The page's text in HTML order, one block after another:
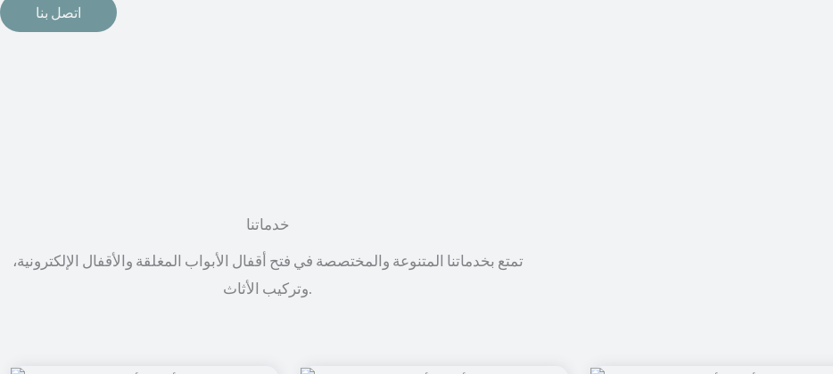
اتصل بنا
خدماتنا
تمتع بخدماتنا المتنوعة والمختصصة في فتح أقفال الأبواب المغلقة والأقفال الإلكترونية،
وتركيب الأثاث.